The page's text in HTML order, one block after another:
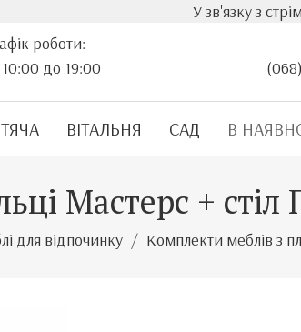
У зв'язку з стрімким
роботи:
до 19:00
ВІТАЛЬНЯ САД В
Мастерс +
для відпочинку Комплекти меблів з